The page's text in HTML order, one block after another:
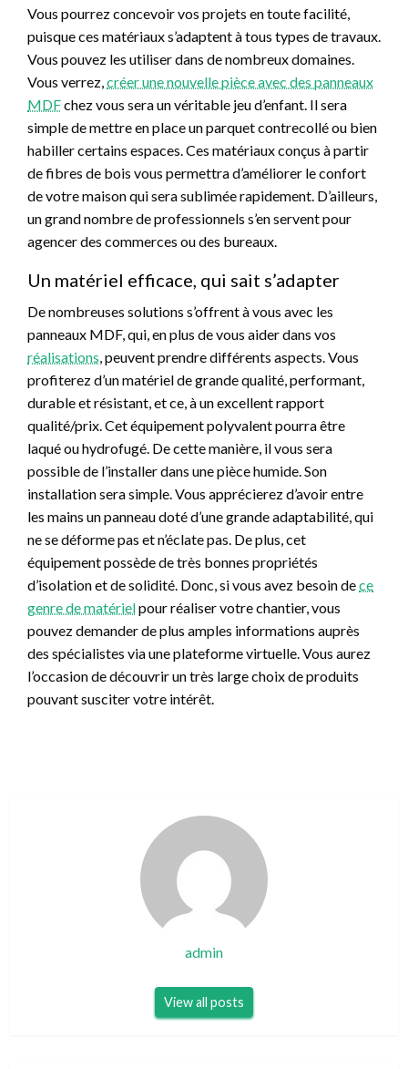
Vous pourrez concevoir vos projets en toute facilité,
puisque ces matériaux s’adaptent à tous types de travaux.
Vous pouvez les utiliser dans de nombreux domaines.
Vous verrez,créer une nouvelle pièce avec des panneaux
MDFchez vous sera un véritable jeu d’enfant. Il sera
simple de mettre en place un parquet contrecollé ou bien
habiller certains espaces. Ces matériaux conçus à partir
de fibres de bois vous permettra d’améliorer le confort
de votre maison qui sera sublimée rapidement. D’ailleurs,
un grand nombre de professionnels s’en servent pour
agencer des commerces ou des bureaux.
Un matériel efficace, qui sait s’adapter
De nombreuses solutions s’offrent à vous avec les
panneaux MDF, qui, en plus de vous aider dans vos
réalisations, peuvent prendre différents aspects. Vous
profiterez d’un matériel de grande qualité, performant,
durable et résistant, et ce, à un excellent rapport
qualité/prix. Cet équipement polyvalent pourra être
laqué ou hydrofugé. De cette manière, il vous sera
possible de l’installer dans une pièce humide. Son
installation sera simple. Vous apprécierez d’avoir entre
les mains un panneau doté d’une grande adaptabilité, qui
ne se déforme pas et n’éclate pas. De plus, cet
équipement possède de très bonnes propriétés
d’isolation et de solidité. Donc, si vous avez besoin dece
genre de matérielpour réaliser votre chantier, vous
pouvez demander de plus amples informations auprès
des spécialistes via une plateforme virtuelle. Vous aurez
l’occasion de découvrir un très large choix de produits
pouvant susciter votre intérêt.
admin
View all posts